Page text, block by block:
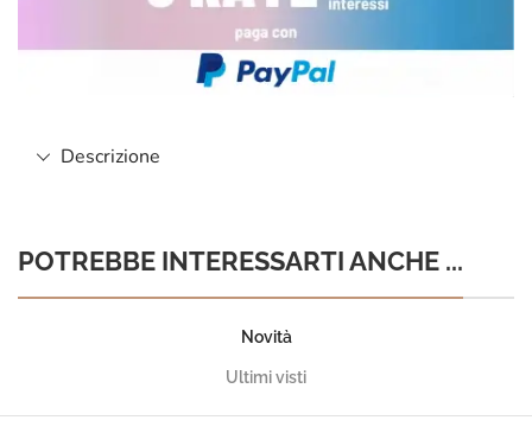
Descrizione
POTREBBE INTERESSARTI ANCHE ...
Novità
Ultimi visti